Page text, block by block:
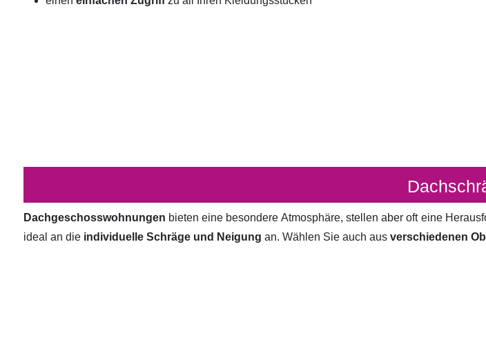
Dachgeschosswohnungen bieten eine besondere Atmosphäre, stellen aber oft eine
ideal an die individuelle Schräge und Neigung an. Wählen Sie auch aus verschiedenen